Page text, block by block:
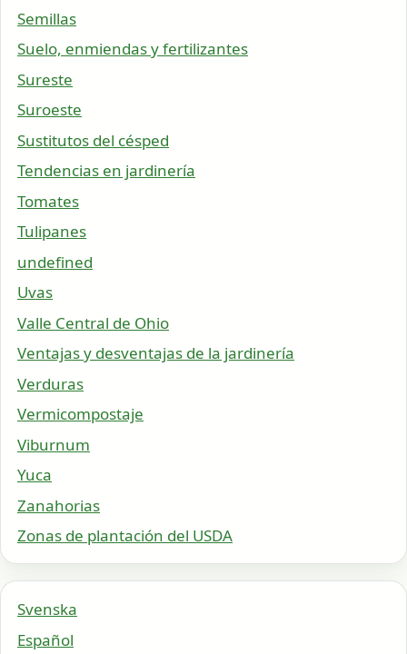
Semillas
Suelo, enmiendas y fertilizantes
Sureste
Suroeste
Sustitutos del césped
Tendencias en jardinería
Tomates
Tulipanes
undefined
Uvas
Valle Central de Ohio
Ventajas y desventajas de la jardinería
Verduras
Vermicompostaje
Viburnum
Yuca
Zanahorias
Zonas de plantación del USDA
Svenska
Español